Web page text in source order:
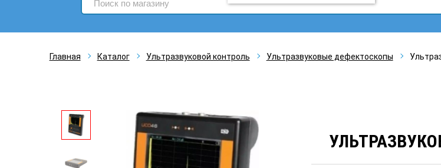
Главная Каталог Ультразвуковой контроль Ультразвуковые дефектоскопы